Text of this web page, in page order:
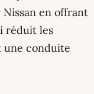
en offrant
réduit les
une conduite